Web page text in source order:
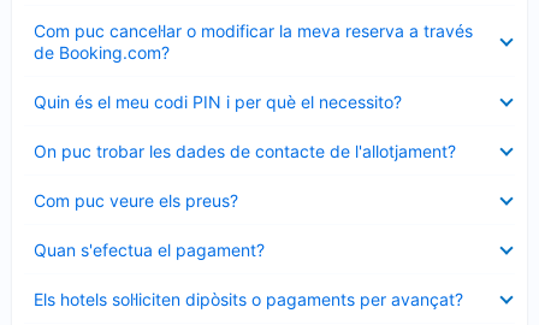
Com puc cancel·lar o modificar la meva reserva a través
de Booking.com?
tancat
Quin és el meu codi PIN i per què el necessito?
tancat
On puc trobar les dades de contacte de l'allotjament?
tancat
Com puc veure els preus?
tancat
Quan s'efectua el pagament?
tancat
Els hotels sol·liciten dipòsits o pagaments per avançat?
tancat